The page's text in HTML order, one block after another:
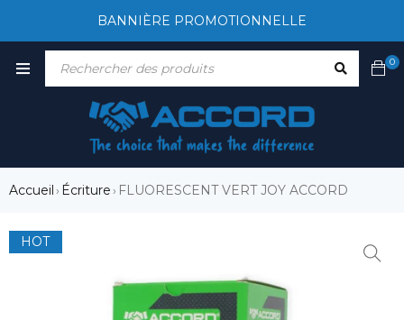
BANNIÈRE PROMOTIONNELLE
0
Accueil› Écriture› FLUORESCENT VERT JOY ACCORD
HOT